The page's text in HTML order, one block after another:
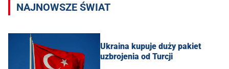
NAJNOWSZE ŚWIAT
Ukraina kupuje duży pakiet
uzbrojenia od Turcji